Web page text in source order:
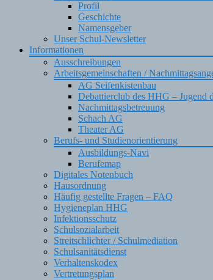
Profil
Geschichte
Namensgeber
Unser Schul-Newsletter
Informationen
Ausschreibungen
Arbeitsgemeinschaften /
AG Seifenkistenbau
Debattierclub des HHG – Jugend
Nachmittagsbetreuung
Schach AG
Theater AG
Berufs- und Studienorientierung
Ausbildungs-Navi
Berufemap
Digitales Notenbuch
Hausordnung
Häufig gestellte Fragen – FAQ
Hygieneplan HHG
Infektionsschutz
Schulsozialarbeit
Streitschlichter / Schulmediation
Schulsanitätsdienst
Verhaltenskodex
Vertretungsplan